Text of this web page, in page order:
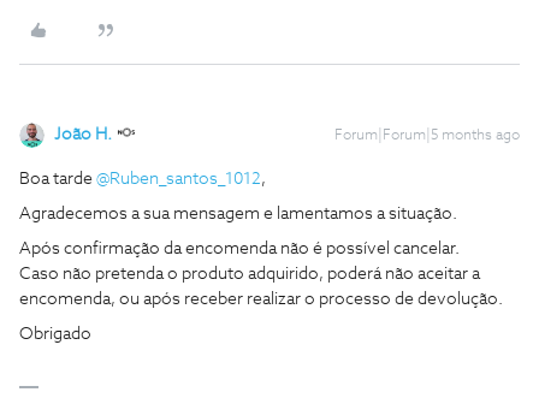
João H. Forum|Forum|5 months ago
Boa tarde ​ @Ruben_santos_1012,
Agradecemos a sua mensagem e lamentamos a situação.
Após confirmação da encomenda não é possível cancelar.
Caso não pretenda o produto adquirido, poderá não aceitar a
encomenda, ou após receber realizar o processo de devolução.
Obrigado